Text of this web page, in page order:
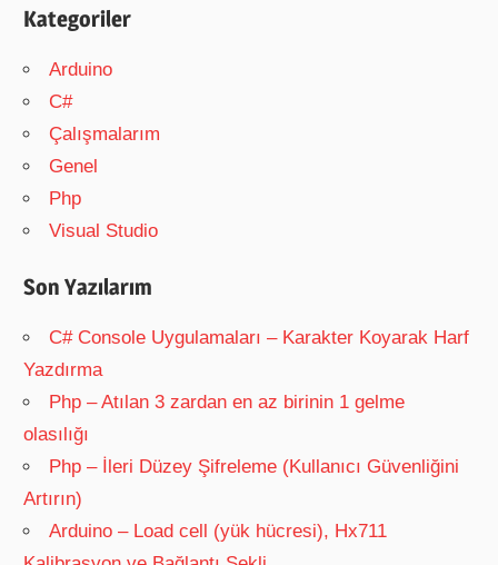
Kategoriler
Arduino
C#
Çalışmalarım
Genel
Php
Visual Studio
Son Yazılarım
C# Console Uygulamaları – Karakter Koyarak Harf
Yazdırma
Php – Atılan 3 zardan en az birinin 1 gelme
olasılığı
Php – İleri Düzey Şifreleme (Kullanıcı Güvenliğini
Artırın)
Arduino – Load cell (yük hücresi), Hx711